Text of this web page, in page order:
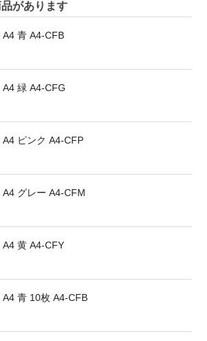
があります
A4 青 A4-CFB
緑 A4-CFG
ピンク A4-CFP
グレー A4-CFM
A4 黄 A4-CFY
青 10枚 A4-CFB